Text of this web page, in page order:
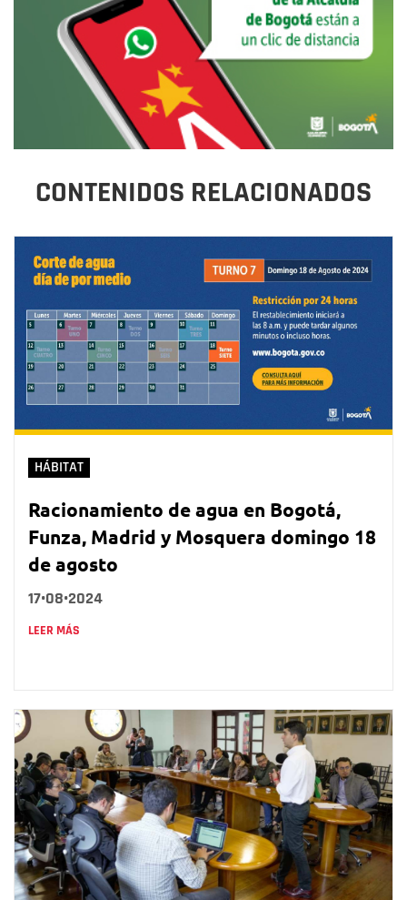
CONTENIDOS RELACIONADOS
HÁBITAT
Racionamiento de agua en Bogotá,
Funza, Madrid y Mosquera domingo 18
de agosto
17•08•2024
LEER MÁS